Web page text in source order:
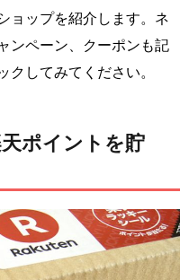
ョップを紹介します。ネ
ンペーン、クーポンも記
クしてみてください。
ポイントを貯